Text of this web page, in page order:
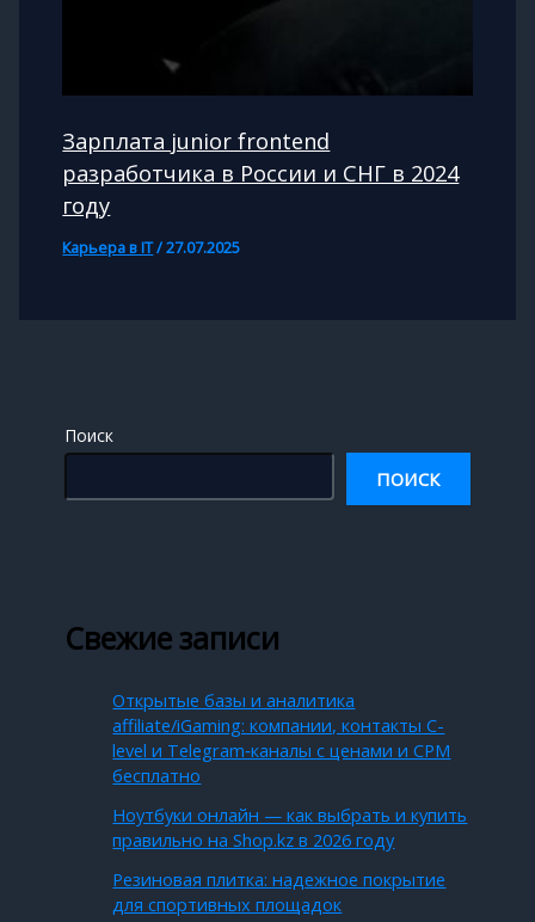
Зарплата junior frontend
разработчика в России и СНГ в 2024
году
Карьера в IT/27.07.2025
Поиск
ПОИСК
Свежие записи
Открытые базы и аналитика
affiliate/iGaming: компании, контакты C-
level и Telegram‑каналы с ценами и CPM
бесплатно
Ноутбуки онлайн — как выбрать и купить
правильно на Shop.kz в 2026 году
Резиновая плитка: надежное покрытие
для спортивных площадок